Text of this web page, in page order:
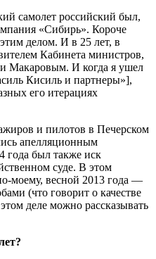
самолет российский был,
«Сибирь». Короче
делом. И в 25 лет, в
Кабинета министров,
Макаровым. И когда я ушел
Кисиль и партнеры»],
его итерациях
и пилотов в Печерском
апелляционным
года был также иск
суде. В этом
моему, весной 2013 года —
(что говорит о качестве
деле можно рассказывать